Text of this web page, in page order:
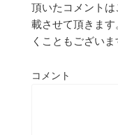
頂いたコメント
載させて頂きま
くこともござい
コメント